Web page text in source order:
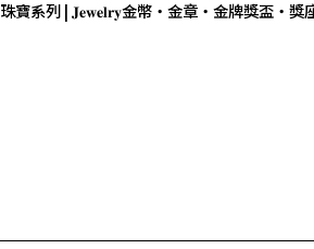
珠寶系列 | 𝐉𝐞𝐰𝐞𝐥𝐫𝐲金幣・金章・金牌獎盃・獎